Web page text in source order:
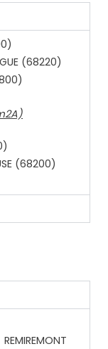
(68220)
(68200)
REMIREMONT